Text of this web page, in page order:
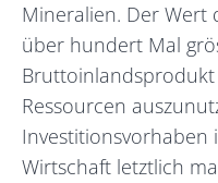
Mineralien. Der Wert
über hundert Mal
Bruttoinlandsprodukt
Ressourcen
Investitionsvorhaben
Wirtschaft letztlich